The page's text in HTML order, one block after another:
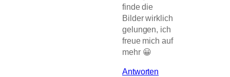
finde die
Bilder wirklich
gelungen, ich
freue mich auf
mehr 😀
Antworten